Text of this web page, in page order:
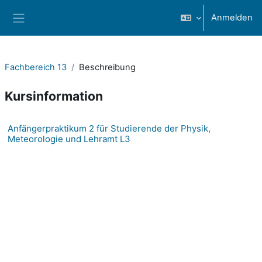
Anmelden
Fachbereich 13 Beschreibung
Kursinformation
Anfängerpraktikum 2 für Studierende der Physik,
Meteorologie und Lehramt L3